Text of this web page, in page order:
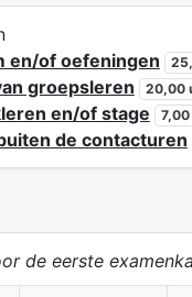
en/of oefeningen
groepsleren 20,00
en/of stage 7,00
de contacturen
de eerste